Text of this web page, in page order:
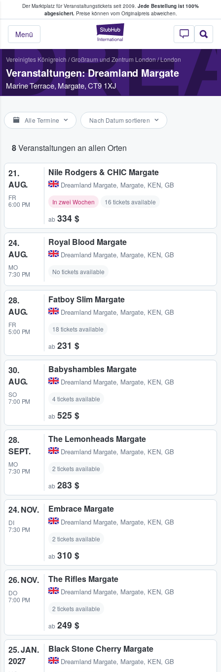
Der Marktplatz für Veranstaltungstickets seit 2009. Jede Bestellung ist 100%
abgesichert.Preise können vom Originalpreis abweichen.
StubHub - Wo
Menü
Tickets kaufen & verkaufen
Vereinigtes Königreich /Großraum und Zentrum London/London
Veranstaltungen: Dreamland Margate
Marine Terrace, Margate, CT9 1XJ
Alle Termine Nach Datum sortieren
8Veranstaltungen an allen Orten
21.
AUG.
FR
6:00 PM
Nile Rodgers & CHIC Margate
Dreamland Margate, Margate, KEN, GB
In zwei Wochen 16 tickets available
ab 334 $
24.
AUG.
MO
7:30 PM
Royal Blood Margate
Dreamland Margate, Margate, KEN, GB
No tickets available
28.
AUG.
FR
5:00 PM
Fatboy Slim Margate
Dreamland Margate, Margate, KEN, GB
18 tickets available
ab 231 $
30.
AUG.
SO
7:00 PM
Babyshambles Margate
Dreamland Margate, Margate, KEN, GB
4 tickets available
ab 525 $
28.
SEPT.
MO
7:30 PM
The Lemonheads Margate
Dreamland Margate, Margate, KEN, GB
2 tickets available
ab 283 $
24. NOV.
DI
7:30 PM
Embrace Margate
Dreamland Margate, Margate, KEN, GB
2 tickets available
ab 310 $
26. NOV.
DO
7:00 PM
The Rifles Margate
Dreamland Margate, Margate, KEN, GB
2 tickets available
ab 249 $
25. JAN.
2027
Black Stone Cherry Margate
Dreamland Margate, Margate, KEN, GB